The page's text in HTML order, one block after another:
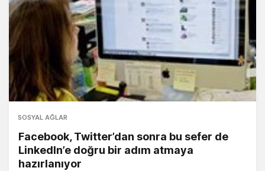
SOSYAL AĞLAR
Facebook, Twitter’dan sonra bu sefer de
LinkedIn’e doğru bir adım atmaya
hazırlanıyor